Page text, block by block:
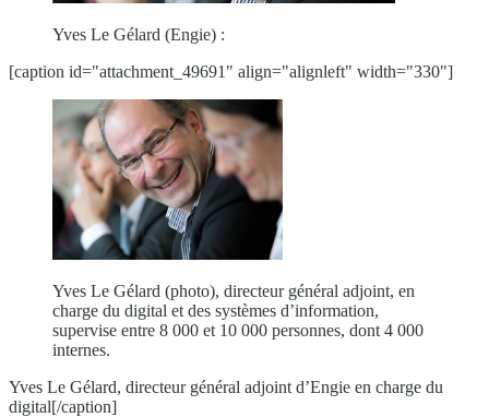
Yves Le Gélard (Engie) :
[caption id="attachment_49691" align="alignleft" width="330"]
Yves Le Gélard (photo), directeur général adjoint, en
charge du digital et des systèmes d’information,
supervise entre 8 000 et 10 000 personnes, dont 4 000
internes.
Yves Le Gélard, directeur général adjoint d’Engie en charge du
digital[/caption]